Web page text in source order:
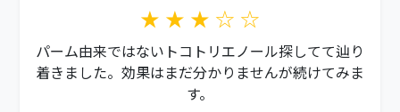
★ ★ ★ ☆ ☆
パーム由来ではないトコトリエノール探してて辿り
着きました。効果はまだ分かりませんが続けてみま
す。